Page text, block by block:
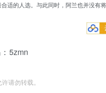
适的人选。与此同时，阿兰也并没有
5zmn
请勿转载。